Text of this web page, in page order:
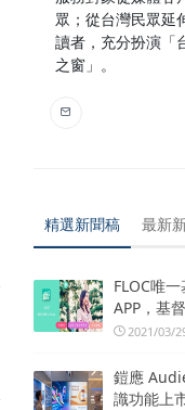
眾；從台灣民眾延
讀者，充分扮演「
之窗」。
精選新聞稿 最新
FLOC唯
APP，基
2021/03/
鎧應
識功能上